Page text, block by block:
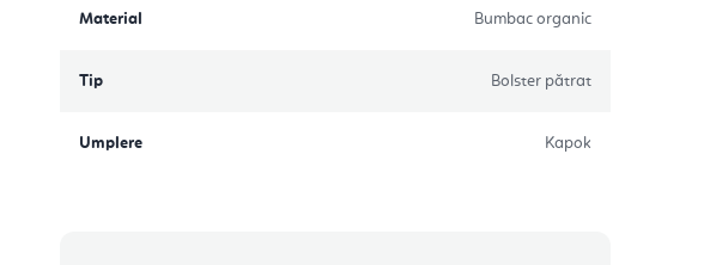
Material Bumbac organic
Tip Bolster pătrat
Umplere Kapok